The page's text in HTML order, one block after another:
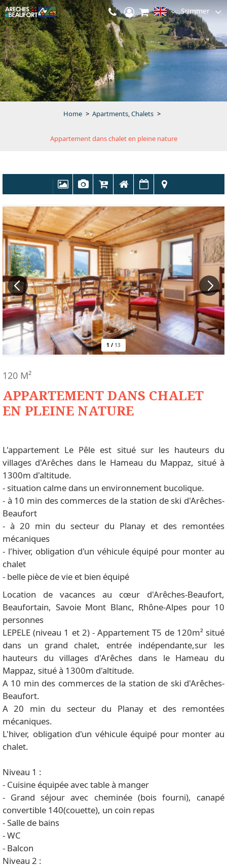
Summer
Home > Apartments, Chalets >
Appartement dans chalet en pleine nature
1 / 13
APPARTEMENT DANS CHALET
EN PLEINE NATURE
120 M²
L'appartement Le Pêle est situé sur les hauteurs du
villages d'Arêches dans le Hameau du Mappaz, situé à
1300m d'altitude.
- situation calme dans un environnement bucolique.
- à 10 min des commerces de la station de ski d'Arêches-
Beaufort
- à 20 min du secteur du Planay et des remontées
mécaniques
- l'hiver, obligation d'un véhicule équipé pour monter au
chalet
- belle pièce de vie et bien équipé
Location de vacances au cœur d'Arêches-Beaufort,
Beaufortain, Savoie Mont Blanc, Rhône-Alpes pour 10
personnes
LEPELE (niveau 1 et 2) - Appartement T5 de 120m² situé
dans un grand chalet, entrée indépendante,sur les
hauteurs du villages d'Arêches dans le Hameau du
Mappaz, situé à 1300m d'altitude.
A 10 min des commerces de la station de ski d'Arêches-
Beaufort.
A 20 min du secteur du Planay et des remontées
mécaniques.
L'hiver, obligation d'un véhicule équipé pour monter au
chalet.
Niveau 1 :
- Cuisine équipée avec table à manger
- Grand séjour avec cheminée (bois fourni), canapé
convertible 140(couette), un coin repas
- Salle de bains
- WC
- Balcon
Niveau 2 :